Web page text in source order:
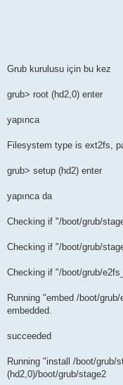
Grub kurulusu için bu kez
grub> root (hd2,0) enter
yapınca
Filesystem type is ext2fs,
grub> setup (hd2) enter
yapınca da
Checking if "/boot/grub/
Checking if "/boot/grub/
Checking if "/boot/grub/
Running "embed /boot/
embedded.
succeeded
Running "install /boot/grub/
(hd2,0)/boot/grub/stage2